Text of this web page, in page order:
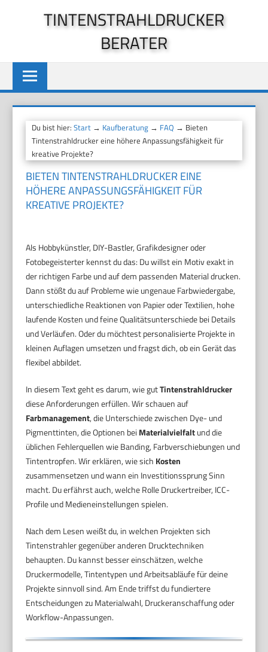
TINTENSTRAHLDRUCKER
BERATER
Du bist hier:Start → Kaufberatung → FAQ → Bieten
Tintenstrahldrucker eine höhere Anpassungsfähigkeit für
kreative Projekte?
BIETEN TINTENSTRAHLDRUCKER EINE
HÖHERE ANPASSUNGSFÄHIGKEIT FÜR
KREATIVE PROJEKTE?
Als Hobbykünstler, DIY-Bastler, Grafikdesigner oder
Fotobegeisterter kennst du das: Du willst ein Motiv exakt in
der richtigen Farbe und auf dem passenden Material drucken.
Dann stößt du auf Probleme wie ungenaue Farbwiedergabe,
unterschiedliche Reaktionen von Papier oder Textilien, hohe
laufende Kosten und feine Qualitätsunterschiede bei Details
und Verläufen. Oder du möchtest personalisierte Projekte in
kleinen Auflagen umsetzen und fragst dich, ob ein Gerät das
flexibel abbildet.
In diesem Text geht es darum, wie gutTintenstrahldrucker
diese Anforderungen erfüllen. Wir schauen auf
Farbmanagement, die Unterschiede zwischen Dye- und
Pigmenttinten, die Optionen bei Materialvielfaltund die
üblichen Fehlerquellen wie Banding, Farbverschiebungen und
Tintentropfen. Wir erklären, wie sich Kosten
zusammensetzen und wann ein Investitionssprung Sinn
macht. Du erfährst auch, welche Rolle Druckertreiber, ICC-
Profile und Medieneinstellungen spielen.
Nach dem Lesen weißt du, in welchen Projekten sich
Tintenstrahler gegenüber anderen Drucktechniken
behaupten. Du kannst besser einschätzen, welche
Druckermodelle, Tintentypen und Arbeitsabläufe für deine
Projekte sinnvoll sind. Am Ende triffst du fundiertere
Entscheidungen zu Materialwahl, Druckeranschaffung oder
Workflow-Anpassungen.